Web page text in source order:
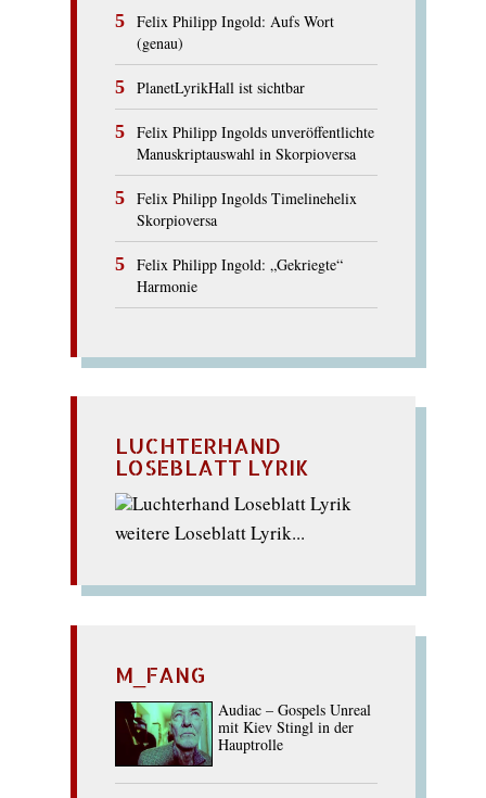
Felix Philipp Ingold: Aufs Wort
(genau)
PlanetLyrikHall ist sichtbar
Felix Philipp Ingolds unveröffentlichte
Manuskriptauswahl in Skorpioversa
Felix Philipp Ingolds Timelinehelix
Skorpioversa
Felix Philipp Ingold: „Gekriegte“
Harmonie
LUCHTERHAND
LOSEBLATT LYRIK
weitere Loseblatt Lyrik...
M_FANG
Audiac – Gospels Unreal
mit Kiev Stingl in der
Hauptrolle